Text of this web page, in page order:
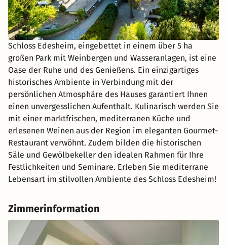
Schloss Edesheim, eingebettet in einem über 5 ha
großen Park mit Weinbergen und Wasseranlagen, ist eine
Oase der Ruhe und des Genießens. Ein einzigartiges
historisches Ambiente in Verbindung mit der
persönlichen Atmosphäre des Hauses garantiert Ihnen
einen unvergesslichen Aufenthalt. Kulinarisch werden Sie
mit einer marktfrischen, mediterranen Küche und
erlesenen Weinen aus der Region im eleganten Gourmet-
Restaurant verwöhnt. Zudem bilden die historischen
Säle und Gewölbekeller den idealen Rahmen für Ihre
Festlichkeiten und Seminare. Erleben Sie mediterrane
Lebensart im stilvollen Ambiente des Schloss Edesheim!
Zimmerinformation